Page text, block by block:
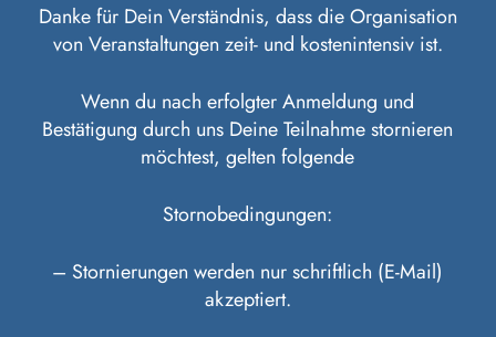
Danke für Dein Verständnis, dass die Organisation
von Veranstaltungen zeit- und kostenintensiv ist.
Wenn du nach erfolgter Anmeldung und
Bestätigung durch uns Deine Teilnahme stornieren
möchtest, gelten folgende
Stornobedingungen:
– Stornierungen werden nur schriftlich (E-Mail)
akzeptiert.